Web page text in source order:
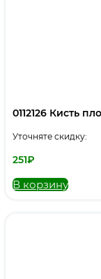
0112126 Кисть
Уточняте скидку:
251₽
В корзину